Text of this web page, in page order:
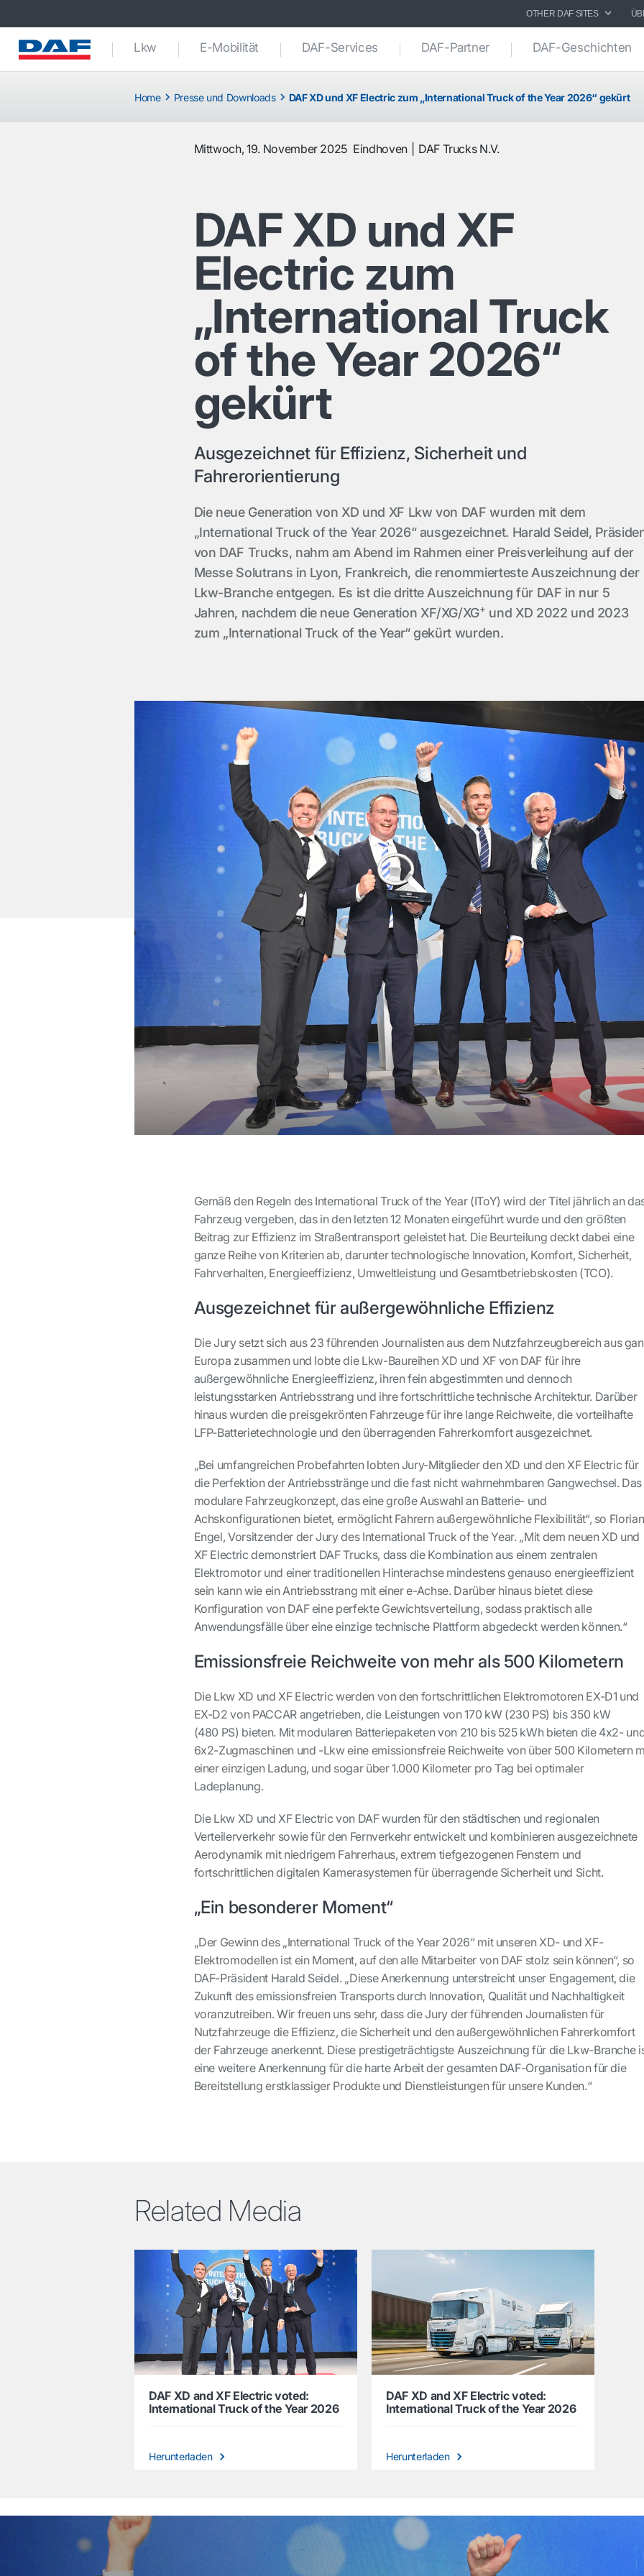
OTHER DAF SITES
Lkw E-Mobilität DAF-Services DAF-Partner DAF-Geschichten
Home Presse und Downloads DAF XD und XF Electric zum „International Truck of the Year 2026“ gekürt
Mittwoch, 19. November 2025 Eindhoven DAF Trucks N.V.
DAF XD und XF
Electric zum
„International Truck
of the Year 2026“
gekürt
Ausgezeichnet für Effizienz, Sicherheit und
Fahrerorientierung
Die neue Generation von XD und XF Lkw von DAF wurden mit dem
„International Truck of the Year 2026“ ausgezeichnet. Harald Seidel,
von DAF Trucks, nahm am Abend im Rahmen einer Preisverleihung auf der
Messe Solutrans in Lyon, Frankreich, die renommierteste Auszeichnung der
Lkw-Branche entgegen. Es ist die dritte Auszeichnung für DAF in nur 5
Jahren, nachdem die neue Generation XF/XG/XG+ und XD 2022 und 2023
zum „International Truck of the Year“ gekürt wurden.
Gemäß den Regeln des International Truck of the Year (IToY) wird der Titel jährlich an
Fahrzeug vergeben, das in den letzten 12 Monaten eingeführt wurde und den größten
Beitrag zur Effizienz im Straßentransport geleistet hat. Die Beurteilung deckt dabei eine
ganze Reihe von Kriterien ab, darunter technologische Innovation, Komfort, Sicherheit,
Fahrverhalten, Energieeffizienz, Umweltleistung und Gesamtbetriebskosten (TCO).
Ausgezeichnet für außergewöhnliche Effizienz
Die Jury setzt sich aus 23 führenden Journalisten aus dem Nutzfahrzeugbereich aus
Europa zusammen und lobte die Lkw-Baureihen XD und XF von DAF für ihre
außergewöhnliche Energieeffizienz, ihren fein abgestimmten und dennoch
leistungsstarken Antriebsstrang und ihre fortschrittliche technische Architektur. Darüber
hinaus wurden die preisgekrönten Fahrzeuge für ihre lange Reichweite, die vorteilhafte
LFP-Batterietechnologie und den überragenden Fahrerkomfort ausgezeichnet.
„Bei umfangreichen Probefahrten lobten Jury-Mitglieder den XD und den XF Electric für
die Perfektion der Antriebsstränge und die fast nicht wahrnehmbaren Gangwechsel. Das
modulare Fahrzeugkonzept, das eine große Auswahl an Batterie- und
Achskonfigurationen bietet, ermöglicht Fahrern außergewöhnliche Flexibilität“, so Florian
Engel, Vorsitzender der Jury des International Truck of the Year. „Mit dem neuen XD und
XF Electric demonstriert DAF Trucks, dass die Kombination aus einem zentralen
Elektromotor und einer traditionellen Hinterachse mindestens genauso energieeffizient
sein kann wie ein Antriebsstrang mit einer e-Achse. Darüber hinaus bietet diese
Konfiguration von DAF eine perfekte Gewichtsverteilung, sodass praktisch alle
Anwendungsfälle über eine einzige technische Plattform abgedeckt werden können.“
Emissionsfreie Reichweite von mehr als 500 Kilometern
Die Lkw XD und XF Electric werden von den fortschrittlichen Elektromotoren EX-D1 und
EX-D2 von PACCAR angetrieben, die Leistungen von 170 kW (230 PS) bis 350 kW
(480 PS) bieten. Mit modularen Batteriepaketen von 210 bis 525 kWh bieten die 4x2-
6x2-Zugmaschinen und -Lkw eine emissionsfreie Reichweite von über 500 Kilometern
einer einzigen Ladung, und sogar über 1.000 Kilometer pro Tag bei optimaler
Ladeplanung.
Die Lkw XD und XF Electric von DAF wurden für den städtischen und regionalen
Verteilerverkehr sowie für den Fernverkehr entwickelt und kombinieren ausgezeichnete
Aerodynamik mit niedrigem Fahrerhaus, extrem tiefgezogenen Fenstern und
fortschrittlichen digitalen Kamerasystemen für überragende Sicherheit und Sicht.
„Ein besonderer Moment“
„Der Gewinn des „International Truck of the Year 2026“ mit unseren XD- und XF-
Elektromodellen ist ein Moment, auf den alle Mitarbeiter von DAF stolz sein können“, so
DAF-Präsident Harald Seidel. „Diese Anerkennung unterstreicht unser Engagement, die
Zukunft des emissionsfreien Transports durch Innovation, Qualität und Nachhaltigkeit
voranzutreiben. Wir freuen uns sehr, dass die Jury der führenden Journalisten für
Nutzfahrzeuge die Effizienz, die Sicherheit und den außergewöhnlichen Fahrerkomfort
der Fahrzeuge anerkennt. Diese prestigeträchtigste Auszeichnung für die Lkw-Branche
eine weitere Anerkennung für die harte Arbeit der gesamten DAF-Organisation für die
Bereitstellung erstklassiger Produkte und Dienstleistungen für unsere Kunden.“
Related Media
DAF XD and XF Electric voted:
International Truck of the Year 2026
Herunterladen
DAF XD and XF Electric voted:
International Truck of the Year 2026
Herunterladen